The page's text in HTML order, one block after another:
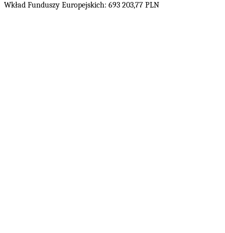
Wkład Funduszy Europejskich: 693 203,77 PLN